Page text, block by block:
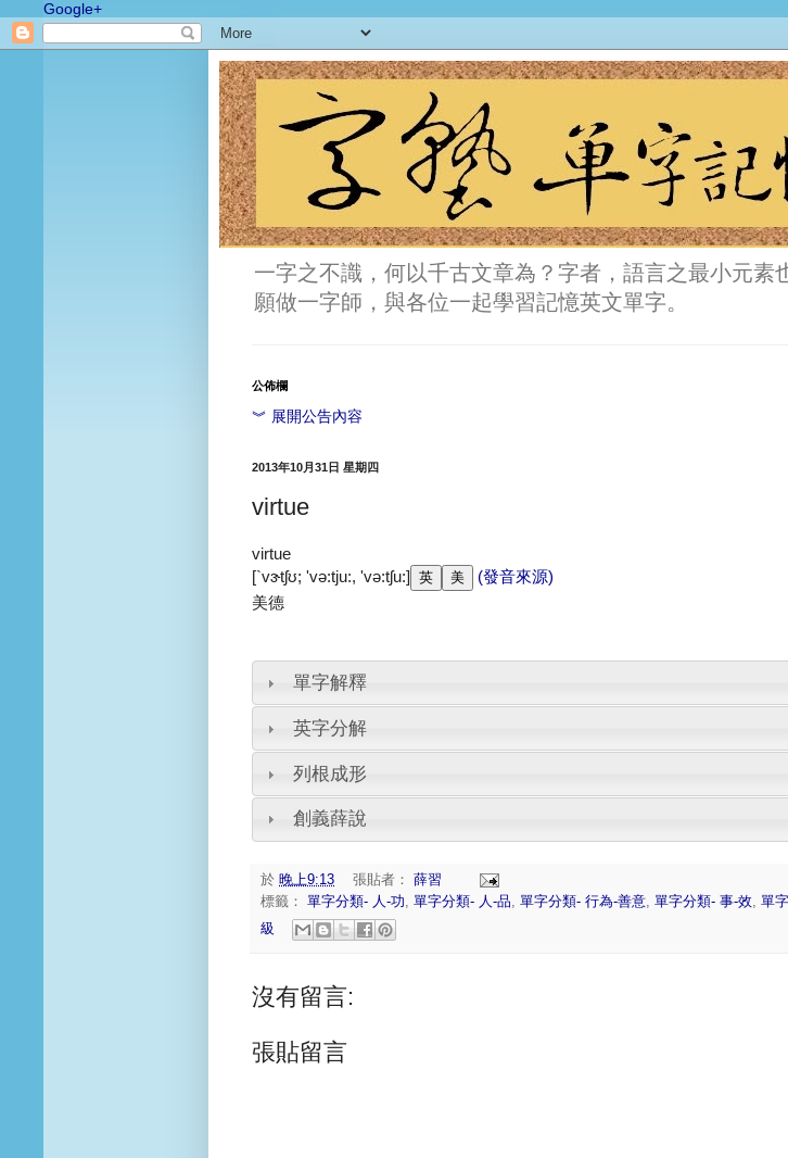
Google+
一字之不識，何以千古文章為？字者，語言之最小元
願做一字師，與各位一起學習記憶英文單字。
公佈欄
︾ 展開公告內容
2013年10月31日 星期四
virtue
virtue
[`vɝtʃʊ; 'və:tju:, 'və:tʃu:]
(發音來源)
美德
單字解釋
英字分解
列根成形
創義薛說
於 晚上9:13 張貼者：
薛習
標籤： 單字分類- 人-功, 單字分類- 人-品, 單字分類- 行為-善意, 單字分類- 事-效, 單
級
沒有留言:
張貼留言